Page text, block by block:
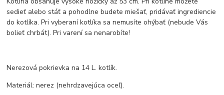
sedieť alebo stáť a pohodlne budete miešať, pridávať ingrediencie
do kotlíka. Pri vyberaní kotlíka sa nemusíte ohýbať (nebude Vás
bolieť chrbát). Pri varení sa nenarobíte!
Nerezová pokrievka na 14 L. kotlík.
Materiál: nerez (nehrdzavejúca oceľ).